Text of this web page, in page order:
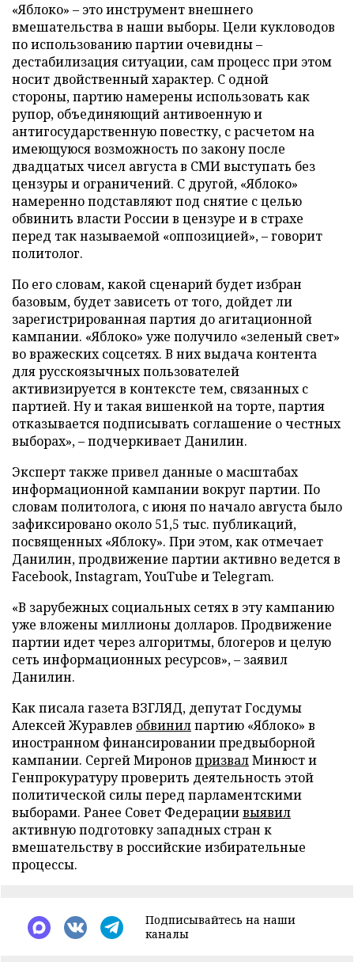
«Яблоко» – это инструмент внешнего
вмешательства в наши выборы. Цели кукловодов
по использованию партии очевидны –
дестабилизация ситуации, сам процесс при этом
носит двойственный характер. С одной
стороны, партию намерены использовать как
рупор, объединяющий антивоенную и
антигосударственную повестку, с расчетом на
имеющуюся возможность по закону после
двадцатых чисел августа в СМИ выступать без
цензуры и ограничений. С другой, «Яблоко»
намеренно подставляют под снятие с целью
обвинить власти России в цензуре и в страхе
перед так называемой «оппозицией», – говорит
политолог.
По его словам, какой сценарий будет избран
базовым, будет зависеть от того, дойдет ли
зарегистрированная партия до агитационной
кампании. «Яблоко» уже получило «зеленый свет»
во вражеских соцсетях. В них выдача контента
для русскоязычных пользователей
активизируется в контексте тем, связанных с
партией. Ну и такая вишенкой на торте, партия
отказывается подписывать соглашение о честных
выборах», – подчеркивает Данилин.
Эксперт также привел данные о масштабах
информационной кампании вокруг партии. По
словам политолога, с июня по начало августа было
зафиксировано около 51,5 тыс. публикаций,
посвященных «Яблоку». При этом, как отмечает
Данилин, продвижение партии активно ведется в
Facebook, Instagram, YouTube и Telegram.
«В зарубежных социальных сетях в эту кампанию
уже вложены миллионы долларов. Продвижение
партии идет через алгоритмы, блогеров и целую
сеть информационных ресурсов», – заявил
Данилин.
Как писала газета ВЗГЛЯД, депутат Госдумы
Алексей Журавлев обвинилпартию «Яблоко» в
иностранном финансировании предвыборной
кампании. Сергей Миронов призвалМинюст и
Генпрокуратуру проверить деятельность этой
политической силы перед парламентскими
выборами. Ранее Совет Федерациивыявил
активную подготовку западных стран к
вмешательству в российские избирательные
процессы.
Подписывайтесь на наши
каналы